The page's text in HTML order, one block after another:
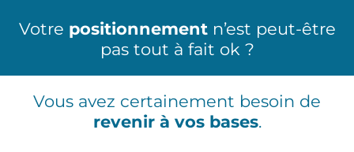
Votre positionnementn’est peut-être
pas tout à fait ok ?
Vous avez certainement besoin de
revenir à vos bases.